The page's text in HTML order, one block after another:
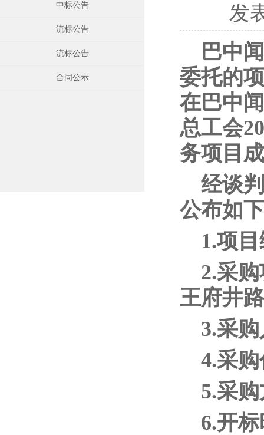
中标公告
流标公告
流标公告
合同公示
发
巴中
委托的
在巴中
总工会
务项目
经谈
公布如
1.项
2.采
王府井
3.采
4.采
5.采
6.开